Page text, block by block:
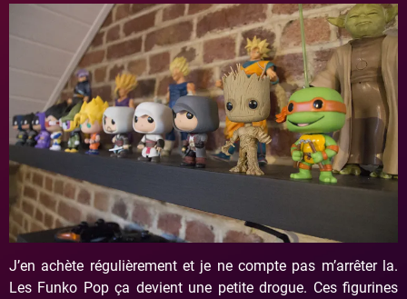
J’en achète régulièrement et je ne compte pas m’arrêter la.
Les Funko Pop ça devient une petite drogue. Ces figurines